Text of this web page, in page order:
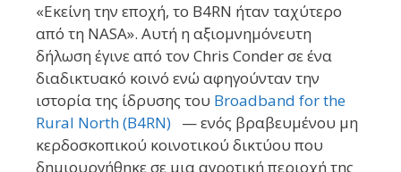
«Εκείνη την εποχή, το B4RN ήταν ταχύτερο
από τη NASA». Αυτή η αξιομνημόνευτη
δήλωση έγινε από τον Chris Conder σε ένα
διαδικτυακό κοινό ενώ αφηγούνταν την
ιστορία της ίδρυσης του Broadband for the
Rural North (B4RN) — ενός βραβευμένου μη
κερδοσκοπικού κοινοτικού δικτύου που
δημιουργήθηκε σε μια αγροτική περιοχή της